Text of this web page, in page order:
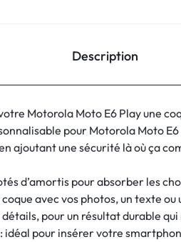
Description
Motorola Moto E6 Play une
pour Motorola Moto
ajoutant une sécurité là où ça
d’amortis pour absorber les
avec vos photos, un texte
pour un résultat durable
idéal pour insérer votre